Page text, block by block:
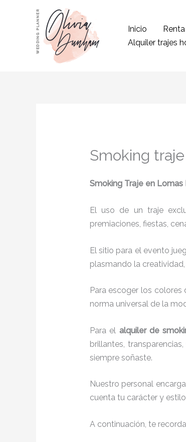
contenido
Inicio
Alquiler trajes
Smoking
Smoking Traje en Lomas
El uso de un traje
premiaciones, fiestas,
El sitio para el evento
plasmando la
Para escoger los
norma universal de la
Para el alquiler de
brillantes,
siempre soñaste.
Nuestro personal
cuenta tu carácter y
A continuación, te